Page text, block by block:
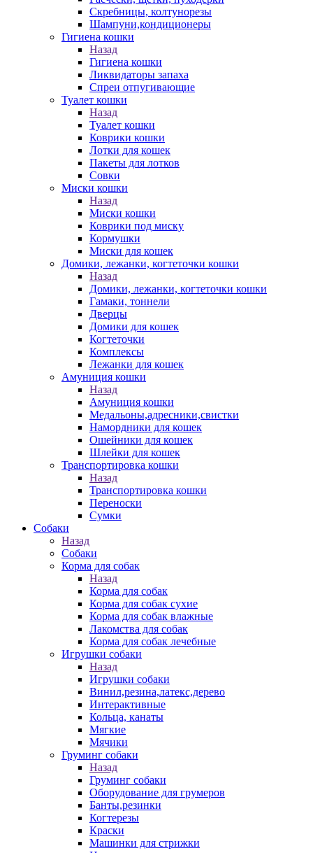
Скребницы, колтунорезы
Шампуни,кондиционеры
Гигиена кошки
Назад
Гигиена кошки
Ликвидаторы запаха
Спреи отпугивающие
Туалет кошки
Назад
Туалет кошки
Коврики кошки
Лотки для кошек
Пакеты для лотков
Совки
Миски кошки
Назад
Миски кошки
Коврики под миску
Кормушки
Миски для кошек
Домики, лежанки, когтеточки кошки
Назад
Домики, лежанки, когтеточки кошки
Гамаки, тоннели
Дверцы
Домики для кошек
Когтеточки
Комплексы
Лежанки для кошек
Амуниция кошки
Назад
Амуниция кошки
Медальоны,адресники,свистки
Намордники для кошек
Ошейники для кошек
Шлейки для кошек
Транспортировка кошки
Назад
Транспортировка кошки
Переноски
Сумки
Собаки
Назад
Собаки
Корма для собак
Назад
Корма для собак
Корма для собак сухие
Корма для собак влажные
Лакомства для собак
Корма для собак лечебные
Игрушки собаки
Назад
Игрушки собаки
Винил,резина,латекс,дерево
Интерактивные
Кольца, канаты
Мягкие
Мячики
Груминг собаки
Назад
Груминг собаки
Оборудование для грумеров
Банты,резинки
Когтерезы
Краски
Машинки для стрижки